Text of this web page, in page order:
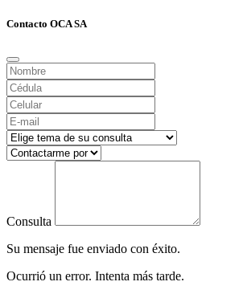
Contacto OCA SA
Consulta
Su mensaje fue enviado con éxito.
Ocurrió un error. Intenta más tarde.